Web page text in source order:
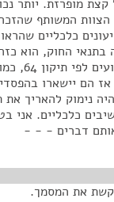
מופרזת. יותר
המשותף
כלכליים
החוק, הוא
החוק
2006-2005, אז הם
נימוק להאריך
כלכליים. אני
אותם דברים - - -